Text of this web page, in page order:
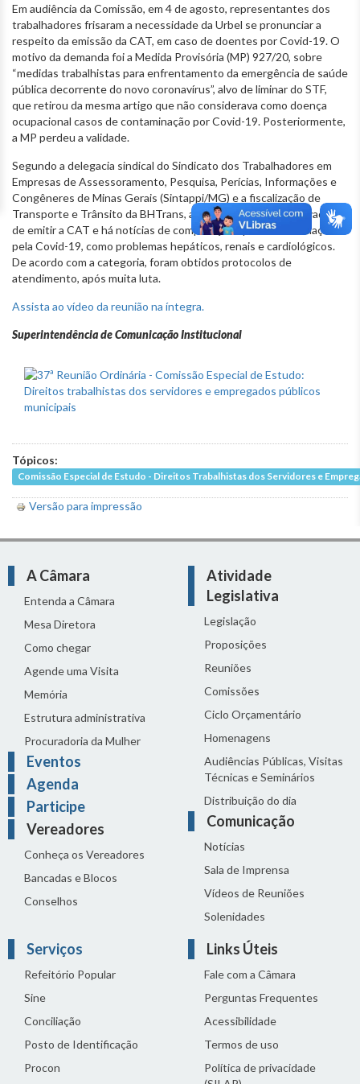
Em audiência da Comissão, em 4 de agosto, representantes dos
trabalhadores frisaram a necessidade da Urbel se pronunciar a
respeito da emissão da CAT, em caso de doentes por Covid-19. O
motivo da demanda foi a Medida Provisória (MP) 927/20, sobre
“medidas trabalhistas para enfrentamento da emergência de saúde
pública decorrente do novo coronavírus”, alvo de liminar do STF,
que retirou da mesma artigo que não considerava como doença
ocupacional casos de contaminação por Covid-19. Posteriormente,
a MP perdeu a validade.
Segundo a delegacia sindical do Sindicato dos Trabalhadores em
Empresas de Assessoramento, Pesquisa, Perícias, Informações e
Congêneres de Minas Gerais (Sintappi/MG) e a fiscalização de
Transporte e Trânsito da BHTrans, a empresa tem se esquivado
de emitir a CAT e há notícias de complicações pós-contaminação
pela Covid-19, como problemas hepáticos, renais e cardiológicos.
De acordo com a categoria, foram obtidos protocolos de
atendimento, após muita luta.
Assista ao vídeo da reunião na íntegra.
Superintendência de Comunicação Institucional
Tópicos:
Comissão Especial de Estudo - Direitos Trabalhistas dos Servidores e
Versão para impressão
A Câmara
Entenda a Câmara
Mesa Diretora
Como chegar
Agende uma Visita
Memória
Estrutura administrativa
Procuradoria da Mulher
Eventos
Agenda
Participe
Vereadores
Conheça os Vereadores
Bancadas e Blocos
Conselhos
Atividade
Legislativa
Legislação
Proposições
Reuniões
Comissões
Ciclo Orçamentário
Homenagens
Audiências Públicas, Visitas
Técnicas e Seminários
Distribuição do dia
Comunicação
Notícias
Sala de Imprensa
Vídeos de Reuniões
Solenidades
Serviços
Refeitório Popular
Sine
Conciliação
Posto de Identificação
Procon
Links Úteis
Fale com a Câmara
Perguntas Frequentes
Acessibilidade
Termos de uso
Política de privacidade